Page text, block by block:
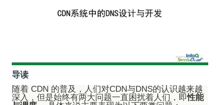
导读
随着 CDN 的普及，人们对CDN与DNS的认识越来越
深入，但是始终有两大问题一直困扰着人们，即性能